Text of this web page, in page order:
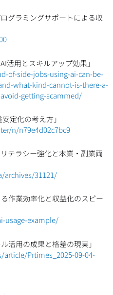
グラミングサポートによる収
活用とスキルアップ効果」
of-side-jobs-using-ai-can-be-
what-kind-cannot-is-there-a-
getting-scammed/
定化の考え方」
n/n79e4d02c7bc9
テラシー強化と本業・副業両
31121/
作業効率化と収益化のスピー
usage-example/
活用の成果と格差の現実」
Prtimes_2025-09-04-